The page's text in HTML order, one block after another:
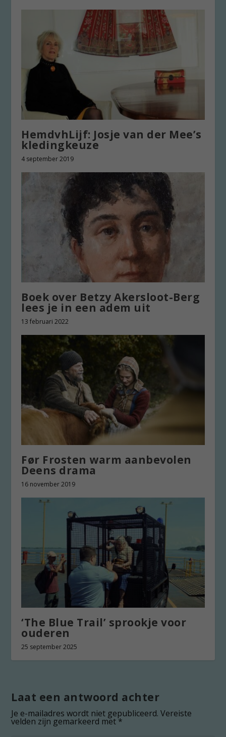
HemdvhLijf: Josje van der Mee’s
kledingkeuze
4 september 2019
Boek over Betzy Akersloot-Berg
lees je in een adem uit
13 februari 2022
Før Frosten warm aanbevolen
Deens drama
16 november 2019
‘The Blue Trail’ sprookje voor
ouderen
25 september 2025
Laat een antwoord achter
Je e-mailadres wordt niet gepubliceerd. Vereiste
velden zijn gemarkeerd met*